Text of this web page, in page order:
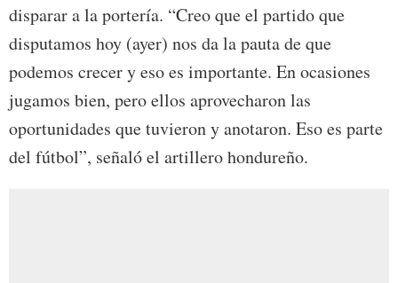
disparar a la portería. “Creo que el partido que
disputamos hoy (ayer) nos da la pauta de que
podemos crecer y eso es importante. En ocasiones
jugamos bien, pero ellos aprovecharon las
oportunidades que tuvieron y anotaron. Eso es parte
del fútbol”, señaló el artillero hondureño.